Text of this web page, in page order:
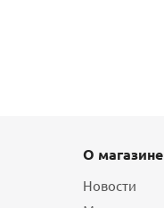
О магазине
Новости